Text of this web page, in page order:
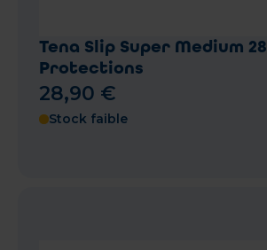
Tena Slip Super Medium 28
Protections
28,90 €
Stock faible